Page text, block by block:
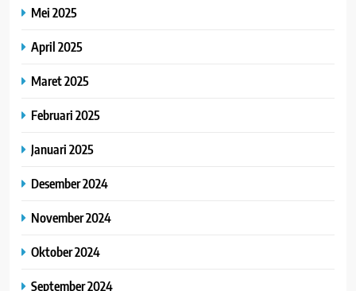
Mei 2025
April 2025
Maret 2025
Februari 2025
Januari 2025
Desember 2024
November 2024
Oktober 2024
September 2024